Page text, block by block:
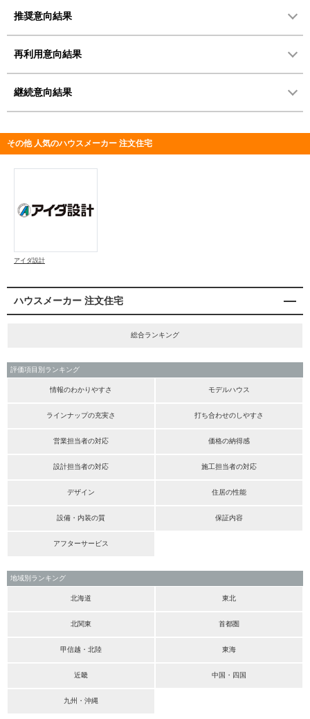
推奨意向結果
再利用意向結果
継続意向結果
その他 人気のハウスメーカー 注文住宅
アイダ設計
ハウスメーカー 注文住宅
総合ランキング
評価項目別ランキング
情報のわかりやすさ モデルハウス
ラインナップの充実さ 打ち合わせのしやすさ
営業担当者の対応 価格の納得感
設計担当者の対応 施工担当者の対応
デザイン 住居の性能
設備・内装の質 保証内容
アフターサービス
地域別ランキング
北海道 東北
北関東 首都圏
甲信越・北陸 東海
近畿 中国・四国
九州・沖縄